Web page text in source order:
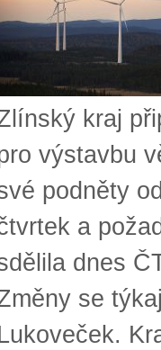
kraj
výstavbu
podněty
a
dnes
se